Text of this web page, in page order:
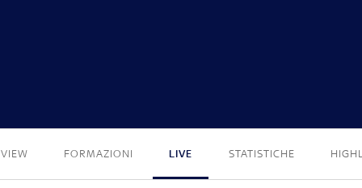
FORMAZIONI LIVE STATISTICHE